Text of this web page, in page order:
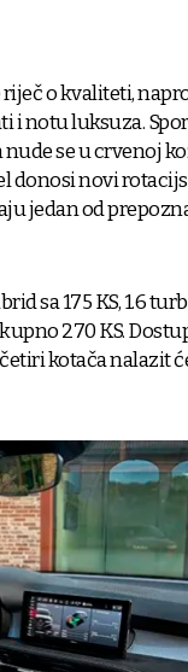
o kvaliteti,
i notu luksuza.
se u crvenoj
donosi novi
jedan od
sa 175 KS, 1.6
270 KS.
kotača nalazit